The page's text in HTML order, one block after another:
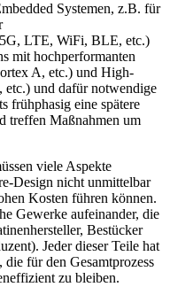
Systemen, z.B. für
LTE, WiFi, BLE, etc.)
mit hochperformanten
A, etc.) und High-
und dafür notwendige
frühphasig eine spätere
treffen Maßnahmen um
viele Aspekte
Design nicht unmittelbar
Kosten führen können.
Gewerke aufeinander, die
Bestücker
Jeder dieser Teile hat
für den Gesamtprozess
zu bleiben.